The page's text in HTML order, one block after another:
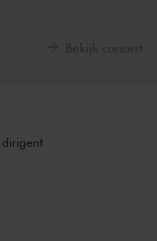
dirigent